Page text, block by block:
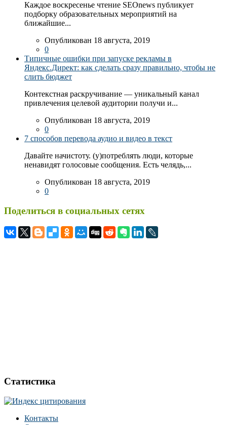
Каждое воскресенье чтение SEOnews публикует
подборку образовательных мероприятий на
ближайшие...
Опубликован 18 августа, 2019
0
Типичные ошибки при запуске рекламы в
Яндекс.Директ: как сделать сразу правильно, чтобы не
слить бюджет
Контекстная раскручивание — уникальный канал
привлечения целевой аудитории получи и...
Опубликован 18 августа, 2019
0
7 способов перевода аудио и видео в текст
Давайте начистоту. (у)потреблять люди, которые
ненавидят голосовые сообщения. Есть челядь,...
Опубликован 18 августа, 2019
0
Поделиться в социальных сетях
Статистика
Контакты